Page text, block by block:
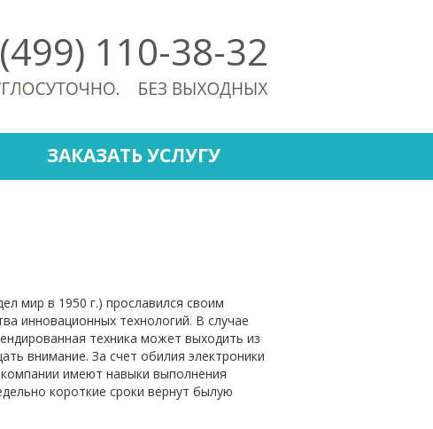
110-38-32
ЗАКАЗАТЬ УСЛУГУ
мир в 1950 г.) прославился своим
инновационных технологий. В случае
техника может выходить из
внимание. За счет обилия электроники
имеют навыки выполнения
короткие сроки вернут былую